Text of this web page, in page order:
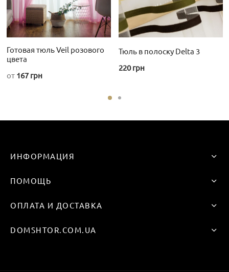
можно
выбрать
на
товара.
Готовая тюль Veil розового
цвета
от 167грн
можно
на
товара.
Тюль в полоску Delta 3
220грн
DOMSHTOR.COM.UA
ПОМОЩЬ
ОПЛАТА И ДОСТАВКА
ИНФОРМАЦИЯ